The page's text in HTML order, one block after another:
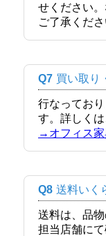
せください
ご了承くださ
Q7 買い取り
行なってお
す。詳しく
→オフィス家
Q8 送料いく
送料は、品
担当店舗に